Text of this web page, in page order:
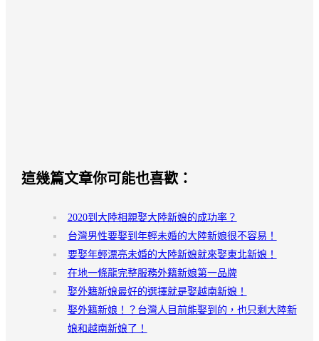
這幾篇文章你可能也喜歡：
2020到大陸相親娶大陸新娘的成功率？
台灣男性要娶到年輕未婚的大陸新娘很不容易！
要娶年輕漂亮未婚的大陸新娘就來娶東北新娘！
在地一條龍完整服務外籍新娘第一品牌
娶外籍新娘最好的選擇就是娶越南新娘！
娶外籍新娘！？台灣人目前能娶到的，也只剩大陸新
娘和越南新娘了！